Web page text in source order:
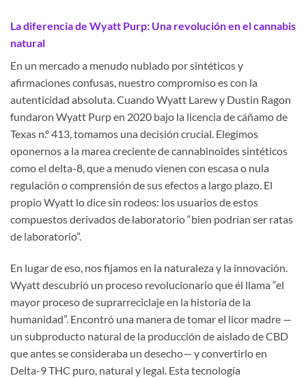
La diferencia de Wyatt Purp: Una revolución en el cannabis
natural
En un mercado a menudo nublado por sintéticos y
afirmaciones confusas, nuestro compromiso es con la
autenticidad absoluta. Cuando Wyatt Larew y Dustin Ragon
fundaron Wyatt Purp en 2020 bajo la licencia de cáñamo de
Texas n.º 413, tomamos una decisión crucial. Elegimos
oponernos a la marea creciente de cannabinoides sintéticos
como el delta-8, que a menudo vienen con escasa o nula
regulación o comprensión de sus efectos a largo plazo. El
propio Wyatt lo dice sin rodeos: los usuarios de estos
compuestos derivados de laboratorio “bien podrían ser ratas
de laboratorio”.
En lugar de eso, nos fijamos en la naturaleza y la innovación.
Wyatt descubrió un proceso revolucionario que él llama “el
mayor proceso de suprarreciclaje en la historia de la
humanidad”. Encontró una manera de tomar el licor madre —
un subproducto natural de la producción de aislado de CBD
que antes se consideraba un desecho— y convertirlo en
Delta-9 THC puro, natural y legal. Esta tecnología